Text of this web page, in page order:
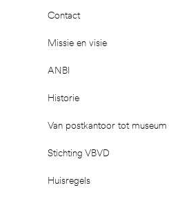
Contact
Missie en visie
ANBI
Historie
Van postkantoor tot museum
Stichting VBVD
Huisregels